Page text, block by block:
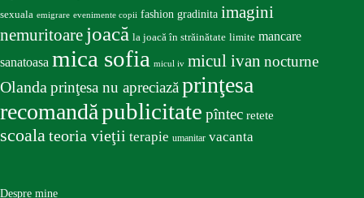
sexuala emigrare evenimente copii fashion gradinita imagini
nemuritoare joacă la joacă în străinătate limite mancare
sanatoasa mica sofia micul iv micul ivan nocturne
Olanda prinţesa nu apreciază prinţesa
recomandăpublicitate pîntec retete
scoala teoria vieţii terapie umanitar vacanta
Despre mine